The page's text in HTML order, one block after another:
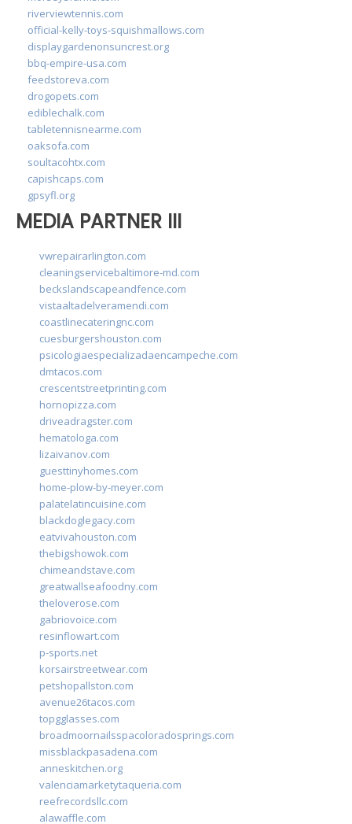
riverviewtennis.com
official-kelly-toys-squishmallows.com
displaygardenonsuncrest.org
bbq-empire-usa.com
feedstoreva.com
drogopets.com
ediblechalk.com
tabletennisnearme.com
oaksofa.com
soultacohtx.com
capishcaps.com
gpsyfl.org
MEDIA PARTNER III
vwrepairarlington.com
cleaningservicebaltimore-md.com
beckslandscapeandfence.com
vistaaltadelveramendi.com
coastlinecateringnc.com
cuesburgershouston.com
psicologiaespecializadaencampeche.com
dmtacos.com
crescentstreetprinting.com
hornopizza.com
driveadragster.com
hematologa.com
lizaivanov.com
guesttinyhomes.com
home-plow-by-meyer.com
palatelatincuisine.com
blackdoglegacy.com
eatvivahouston.com
thebigshowok.com
chimeandstave.com
greatwallseafoodny.com
theloverose.com
gabriovoice.com
resinflowart.com
p-sports.net
korsairstreetwear.com
petshopallston.com
avenue26tacos.com
topgglasses.com
broadmoornailsspacoloradosprings.com
missblackpasadena.com
anneskitchen.org
valenciamarketytaqueria.com
reefrecordsllc.com
alawaffle.com